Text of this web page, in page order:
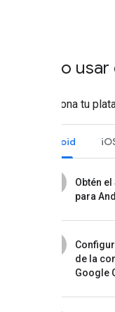
Cómo
Selecciona tu
Android
Obtén el
para
de la
Google